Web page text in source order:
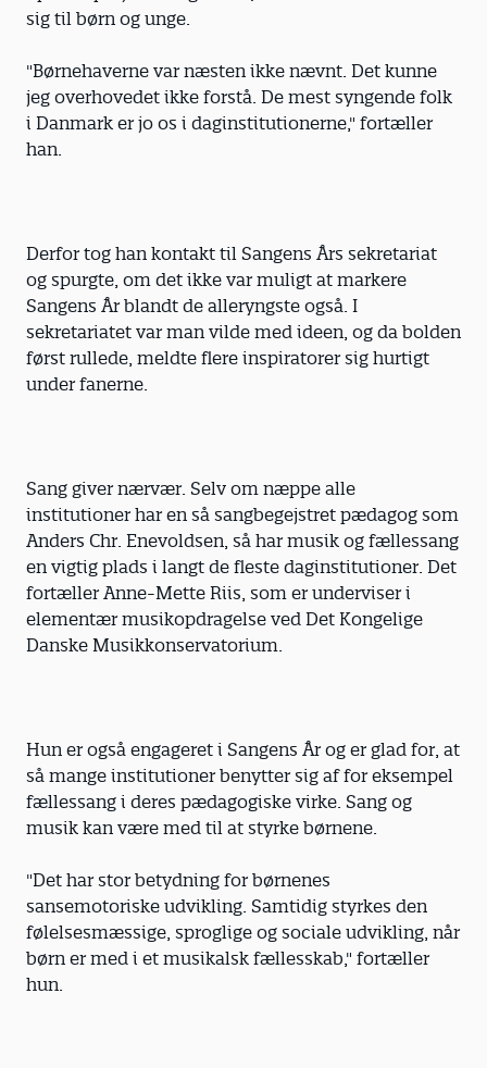
sig til børn og unge.
"Børnehaverne var næsten ikke nævnt. Det kunne
jeg overhovedet ikke forstå. De mest syngende folk
i Danmark er jo os i daginstitutionerne," fortæller
han.
Derfor tog han kontakt til Sangens Års sekretariat
og spurgte, om det ikke var muligt at markere
Sangens År blandt de alleryngste også. I
sekretariatet var man vilde med ideen, og da bolden
først rullede, meldte flere inspiratorer sig hurtigt
under fanerne.
Sang giver nærvær. Selv om næppe alle
institutioner har en så sangbegejstret pædagog som
Anders Chr. Enevoldsen, så har musik og fællessang
en vigtig plads i langt de fleste daginstitutioner. Det
fortæller Anne-Mette Riis, som er underviser i
elementær musikopdragelse ved Det Kongelige
Danske Musikkonservatorium.
Hun er også engageret i Sangens År og er glad for, at
så mange institutioner benytter sig af for eksempel
fællessang i deres pædagogiske virke. Sang og
musik kan være med til at styrke børnene.
"Det har stor betydning for børnenes
sansemotoriske udvikling. Samtidig styrkes den
følelsesmæssige, sproglige og sociale udvikling, når
børn er med i et musikalsk fællesskab," fortæller
hun.